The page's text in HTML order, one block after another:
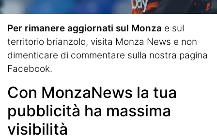
Per rimanere aggiornati sul Monza e sul
territorio brianzolo, visita Monza News e non
dimenticare di commentare sulla nostra pagina
Facebook.
Con MonzaNews la tua
pubblicità ha massima
visibilità